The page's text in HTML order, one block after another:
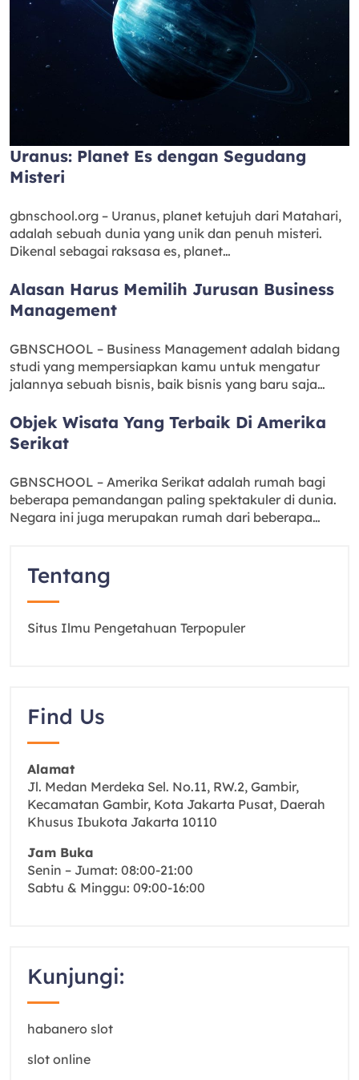
Uranus: Planet Es dengan Segudang
Misteri
gbnschool.org – Uranus, planet ketujuh dari Matahari,
adalah sebuah dunia yang unik dan penuh misteri.
Dikenal sebagai raksasa es, planet…
Alasan Harus Memilih Jurusan Business
Management
GBNSCHOOL – Business Management adalah bidang
studi yang mempersiapkan kamu untuk mengatur
jalannya sebuah bisnis, baik bisnis yang baru saja…
Objek Wisata Yang Terbaik Di Amerika
Serikat
GBNSCHOOL – Amerika Serikat adalah rumah bagi
beberapa pemandangan paling spektakuler di dunia.
Negara ini juga merupakan rumah dari beberapa…
Tentang
Situs Ilmu Pengetahuan Terpopuler
Find Us
Alamat
Jl. Medan Merdeka Sel. No.11, RW.2, Gambir,
Kecamatan Gambir, Kota Jakarta Pusat, Daerah
Khusus Ibukota Jakarta 10110
Jam Buka
Senin – Jumat: 08:00-21:00
Sabtu & Minggu: 09:00-16:00
Kunjungi:
habanero slot
slot online